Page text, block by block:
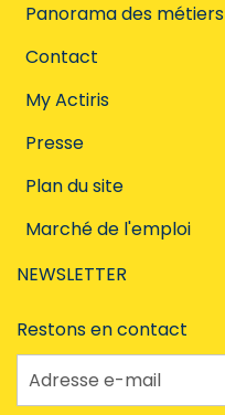
Panorama des métiers
Contact
My Actiris
Presse
Plan du site
Marché de l'emploi
NEWSLETTER
Restons en contact
Adresse e-mail